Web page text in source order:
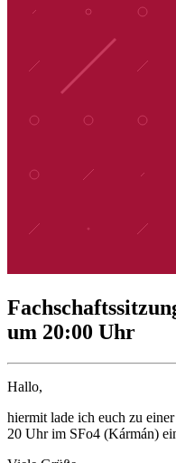
um 20:00 Uhr
Hallo,
hiermit lade ich euch zu
20 Uhr im SFo4 (Kármán)